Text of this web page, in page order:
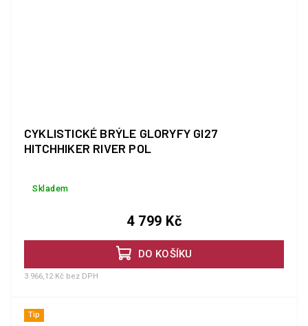
CYKLISTICKÉ BRÝLE GLORYFY GI27
HITCHHIKER RIVER POL
Skladem
DO KOŠÍKU
3 966,12 Kč bez DPH
4 799 Kč
Tip